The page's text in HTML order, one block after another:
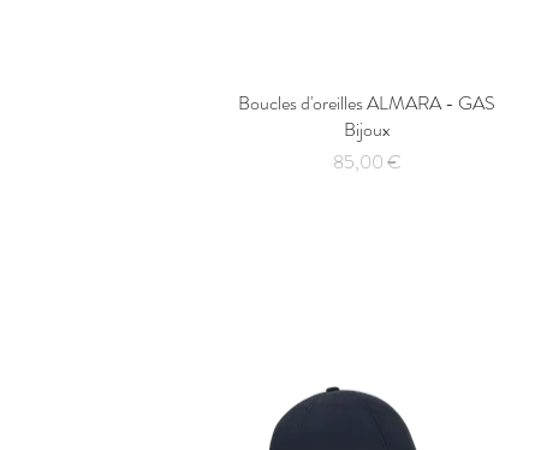
Aperçu rapide
Boucles d'oreilles ALMARA - GAS
Bijoux
Prix
85,00 €